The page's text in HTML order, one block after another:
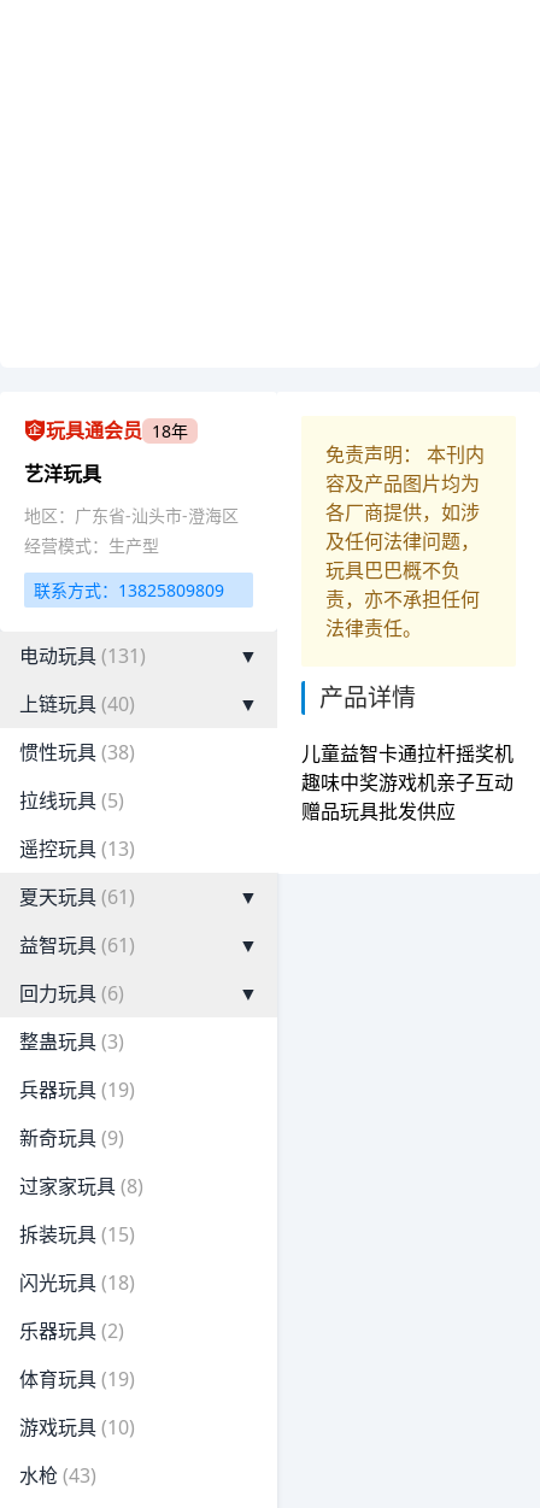
玩具通会员 18年
艺洋玩具
地区：广东省-汕头市-澄海区
经营模式：生产型
联系方式：13825809809
电动玩具(131)
▼
上链玩具(40)
▼
惯性玩具(38)
拉线玩具(5)
遥控玩具(13)
夏天玩具(61)
▼
益智玩具(61)
▼
回力玩具(6)
▼
整蛊玩具(3)
兵器玩具(19)
新奇玩具(9)
过家家玩具(8)
拆装玩具(15)
闪光玩具(18)
乐器玩具(2)
体育玩具(19)
游戏玩具(10)
水枪 (43)
免责声明： 本刊内
容及产品图片均为
各厂商提供，如涉
及任何法律问题，
玩具巴巴概不负
责，亦不承担任何
法律责任。
产品详情
儿童益智卡通拉杆摇奖机
趣味中奖游戏机亲子互动
赠品玩具批发供应